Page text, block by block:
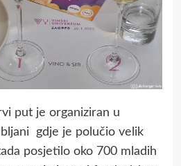
put je organiziran u
gdje je polučio velik
posjetilo oko 700 mladih